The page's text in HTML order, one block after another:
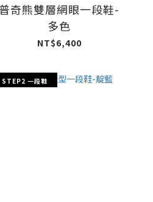
普奇熊雙層網眼一段鞋-
多色
NT$6,400
STEP2 一段鞋